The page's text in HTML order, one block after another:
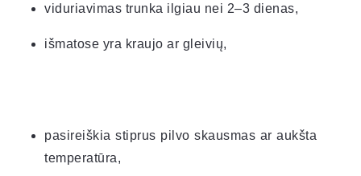
viduriavimas trunka ilgiau nei 2–3 dienas,
išmatose yra kraujo ar gleivių,
pasireiškia stiprus pilvo skausmas ar aukšta
temperatūra,